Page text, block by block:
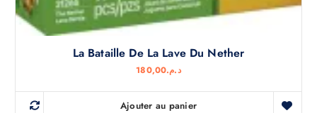
La Bataille De La Lave Du Nether
د.م.180,00
Ajouter au panier